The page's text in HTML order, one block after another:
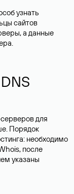
узнать
сайтов
а данные
для
Порядок
необходимо
после
указаны